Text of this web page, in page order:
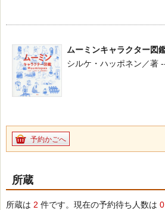
ムーミンキャラクター図
シルケ・ハッポネン／著
予約かごへ
所蔵
所蔵は 2 件です。現在の予約待ち人数は 0